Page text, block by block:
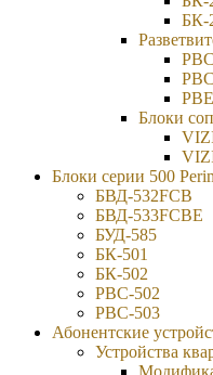
БК-
Блоки
Блоки серии 500
БВД-532FCB
БВД-533FCBE
БУД-585
БК-501
БК-502
РВС-502
РВС-503
Абонентские
Устройства